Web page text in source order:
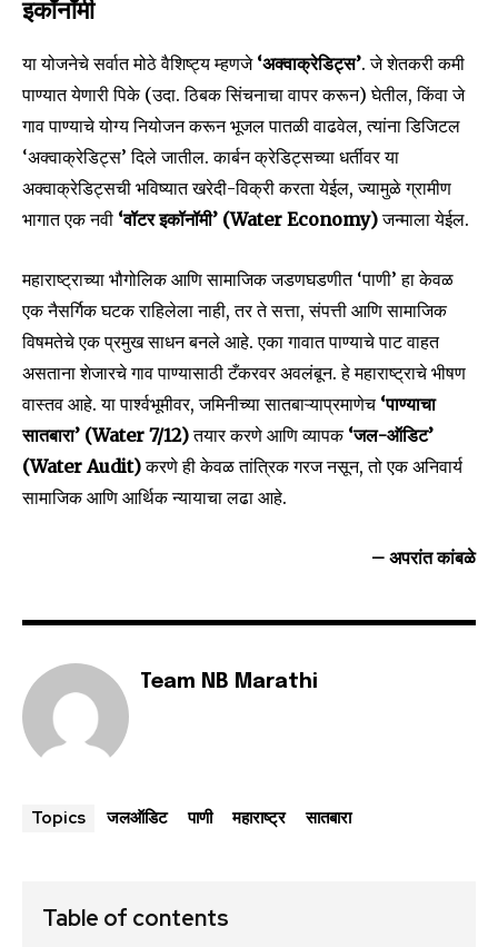
इकॉनॉमी
या योजनेचे सर्वात मोठे वैशिष्ट्य म्हणजे ‘अक्वाक्रेडिट्स’. जे शेतकरी कमी
पाण्यात येणारी पिके (उदा. ठिबक सिंचनाचा वापर करून) घेतील, किंवा जे
गाव पाण्याचे योग्य नियोजन करून भूजल पातळी वाढवेल, त्यांना डिजिटल
‘अक्वाक्रेडिट्स’ दिले जातील. कार्बन क्रेडिट्सच्या धर्तीवर या
अक्वाक्रेडिट्सची भविष्यात खरेदी-विक्री करता येईल, ज्यामुळे ग्रामीण
भागात एक नवी ‘वॉटर इकॉनॉमी’ (Water Economy)जन्माला येईल.
महाराष्ट्राच्या भौगोलिक आणि सामाजिक जडणघडणीत ‘पाणी’ हा केवळ
एक नैसर्गिक घटक राहिलेला नाही, तर ते सत्ता, संपत्ती आणि सामाजिक
विषमतेचे एक प्रमुख साधन बनले आहे. एका गावात पाण्याचे पाट वाहत
असताना शेजारचे गाव पाण्यासाठी टँकरवर अवलंबून. हे महाराष्ट्राचे भीषण
वास्तव आहे. या पार्श्वभूमीवर, जमिनीच्या सातबाऱ्याप्रमाणेच ‘पाण्याचा
सातबारा’ (Water 7/12)तयार करणे आणि व्यापक ‘जल-ऑडिट’
(Water Audit)करणे ही केवळ तांत्रिक गरज नसून, तो एक अनिवार्य
सामाजिक आणि आर्थिक न्यायाचा लढा आहे.
– अपरांत कांबळे
Team NB Marathi
Topics जलऑडिट पाणी महाराष्ट्र सातबारा
Table of contents